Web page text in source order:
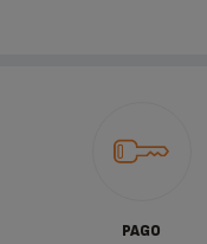
PAGO